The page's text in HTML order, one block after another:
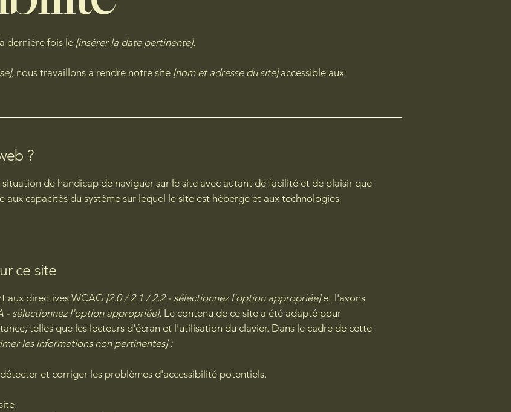
dernière fois le [insérer la date pertinente].
nous travaillons à rendre notre site [nom et adresse du site]accessible aux
?
de handicap de naviguer sur le site avec autant de facilité et de plaisir que
aux capacités du système sur lequel le site est hébergé et aux technologies
ce site
aux directives WCAG [2.0 / 2.1 / 2.2 - sélectionnez l'option appropriée]et l'avons
- sélectionnez l'option appropriée]. Le contenu de ce site a été adapté pour
telles que les lecteurs d'écran et l'utilisation du clavier. Dans le cadre de cette
les informations non pertinentes] :
et corriger les problèmes d'accessibilité potentiels.